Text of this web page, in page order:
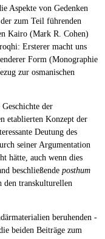
Aspekte von Gedenken
zum Teil führenden
Kairo (Mark R. Cohen)
Ersterer macht uns
Form (Monographie
zur osmanischen
der
etablierten Konzept der
Deutung des
seiner Argumentation
hätte, auch wenn dies
beschließende posthum
transkulturellen
beruhenden -
beiden Beiträge zum